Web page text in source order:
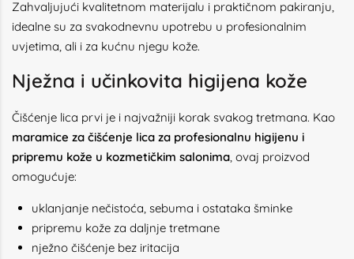
Zahvaljujući kvalitetnom materijalu i praktičnom pakiranju,
idealne su za svakodnevnu upotrebu u profesionalnim
uvjetima, ali i za kućnu njegu kože.
Nježna i učinkovita higijena kože
Čišćenje lica prvi je i najvažniji korak svakog tretmana. Kao
maramice za čišćenje lica za profesionalnu higijenu i
pripremu kože u kozmetičkim salonima, ovaj proizvod
omogućuje:
uklanjanje nečistoća, sebuma i ostataka šminke
pripremu kože za daljnje tretmane
nježno čišćenje bez iritacija